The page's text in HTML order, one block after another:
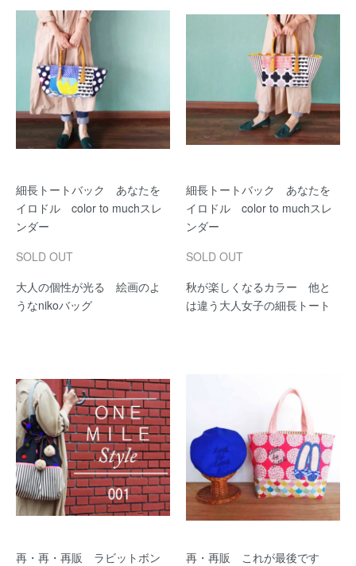
細長トートバック あなたを
イロドル color to muchスレ
ンダー
SOLD OUT
大人の個性が光る 絵画のよ
うなnikoバッグ
細長トートバック あなたを
イロドル color to muchスレ
ンダー
SOLD OUT
秋が楽しくなるカラー 他と
は違う大人女子の細長トート
再・再・再販 ラビットボン
再・再販 これが最後です